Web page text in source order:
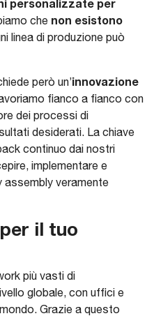
personalizzate per
che non esistono
linea di produzione può
però un’innovazione
fianco a fianco con
dei processi di
desiderati. La chiave
continuo dai nostri
implementare e
veramente
il tuo
più vasti di
globale, con uffici e
Grazie a questo